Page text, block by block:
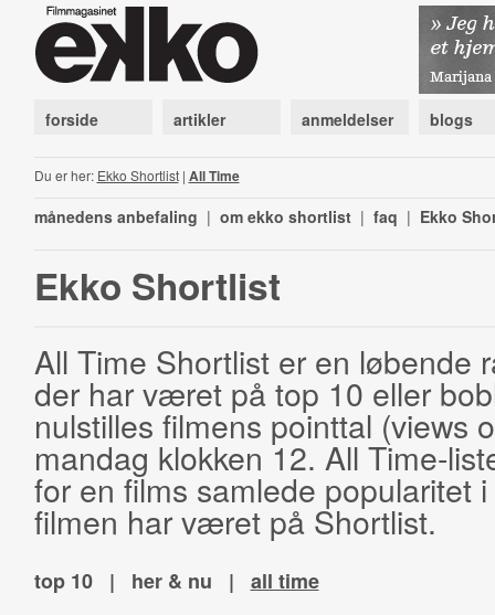
forside artikler anmeldelser blogs
Du er her: Ekko Shortlist| All Time
månedens anbefaling | om ekko shortlist | faq | Ekko
Ekko Shortlist
All Time Shortlist er en løbende
der har været på top 10 eller
nulstilles filmens pointtal (views
mandag klokken 12. All Time-
for en films samlede popularitet
filmen har været på Shortlist.
top 10 | her & nu | all time